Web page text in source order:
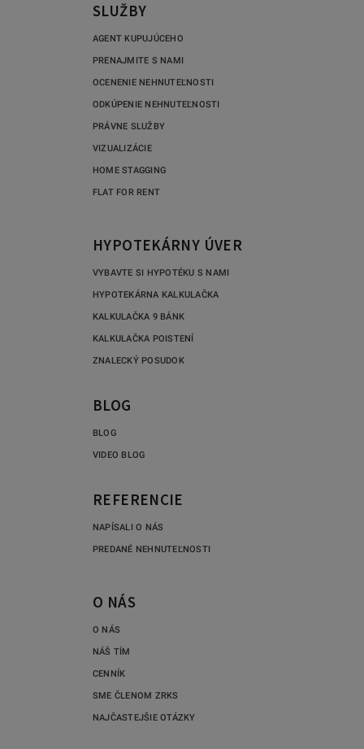
SLUŽBY
AGENT KUPUJÚCEHO
PRENAJMITE S NAMI
OCENENIE NEHNUTEĽNOSTI
ODKÚPENIE NEHNUTEĽNOSTI
PRÁVNE SLUŽBY
VIZUALIZÁCIE
HOME STAGGING
FLAT FOR RENT
HYPOTEKÁRNY ÚVER
VYBAVTE SI HYPOTÉKU S NAMI
HYPOTEKÁRNA KALKULAČKA
KALKULAČKA 9 BÁNK
KALKULAČKA POISTENÍ
ZNALECKÝ POSUDOK
BLOG
BLOG
VIDEO BLOG
REFERENCIE
NAPÍSALI O NÁS
PREDANÉ NEHNUTEĽNOSTI
O NÁS
O NÁS
NÁŠ TÍM
CENNÍK
SME ČLENOM ZRKS
NAJČASTEJŠIE OTÁZKY